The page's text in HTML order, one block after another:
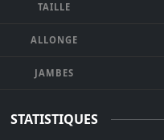
TAILLE
ALLONGE
JAMBES
STATISTIQUES